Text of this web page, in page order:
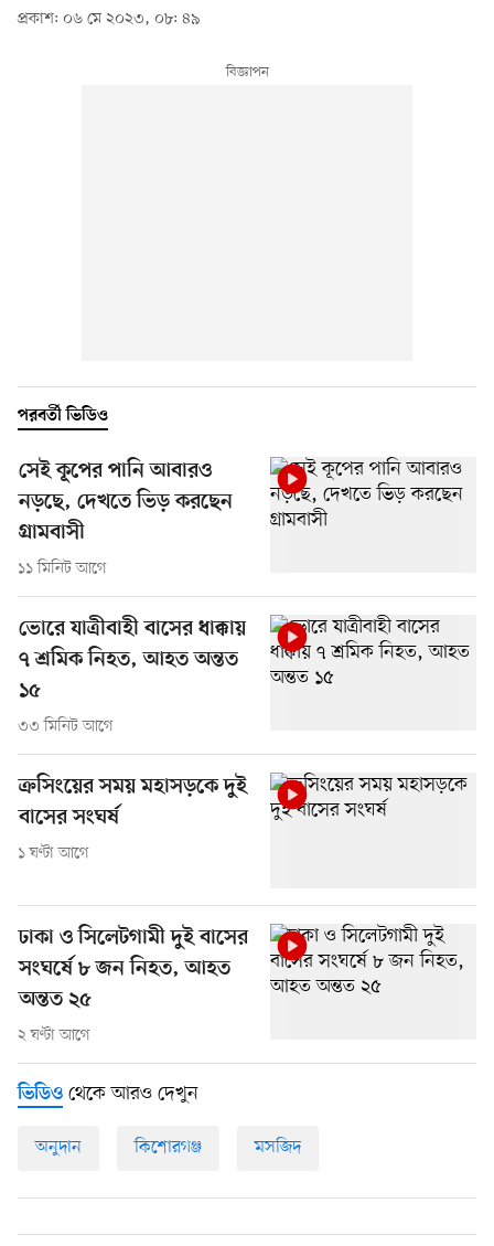
প্রকাশ: ০৬ মে ২০২৩, ০৮: ৪৯
পরবর্তী ভিডিও
সেই কূপের পানি আবারও
নড়ছে, দেখতে ভিড় করছেন
গ্রামবাসী
১১ মিনিট আগে
ভোরে যাত্রীবাহী বাসের ধাক্কায়
৭ শ্রমিক নিহত, আহত অন্তত
১৫
৩৩ মিনিট আগে
ক্রসিংয়ের সময় মহাসড়কে দুই
বাসের সংঘর্ষ
১ ঘণ্টা আগে
ঢাকা ও সিলেটগামী দুই বাসের
সংঘর্ষে ৮ জন নিহত, আহত
অন্তত ২৫
২ ঘণ্টা আগে
ভিডিও থেকে আরও দেখুন
অনুদান কিশোরগঞ্জ মসজিদ